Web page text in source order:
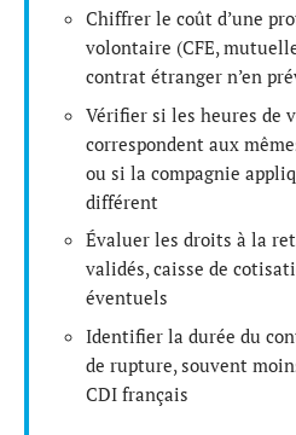
Chiffrer le coût d’une
volontaire (CFE,
contrat étranger n’en
Vérifier si les heures de
correspondent aux
ou si la compagnie
différent
Évaluer les droits à la
validés, caisse de
éventuels
Identifier la durée du
de rupture, souvent
CDI français